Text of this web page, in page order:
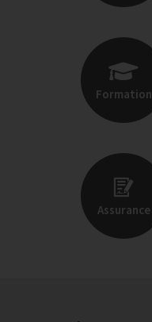
Formation
Assurance